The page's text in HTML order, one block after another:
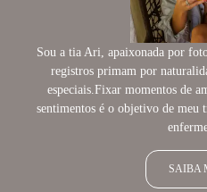
Sou a tia Ari, apaixonada por
registros primam por
especiais.Fixar momentos de
sentimentos é o objetivo de meu
SAIBA